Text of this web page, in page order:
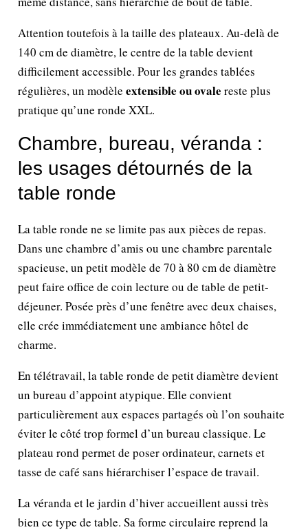
Attention toutefois à la taille des plateaux. Au-delà de
140 cm de diamètre, le centre de la table devient
difficilement accessible. Pour les grandes tablées
régulières, un modèleextensible ou ovale reste plus
pratique qu’une ronde XXL.
Chambre, bureau, véranda :
les usages détournés de la
table ronde
La table ronde ne se limite pas aux pièces de repas.
Dans une chambre d’amis ou une chambre parentale
spacieuse, un petit modèle de 70 à 80 cm de diamètre
peut faire office de coin lecture ou de table de petit-
déjeuner. Posée près d’une fenêtre avec deux chaises,
elle crée immédiatement une ambiance hôtel de
charme.
En télétravail, la table ronde de petit diamètre devient
un bureau d’appoint atypique. Elle convient
particulièrement aux espaces partagés où l’on souhaite
éviter le côté trop formel d’un bureau classique. Le
plateau rond permet de poser ordinateur, carnets et
tasse de café sans hiérarchiser l’espace de travail.
La véranda et le jardin d’hiver accueillent aussi très
bien ce type de table. Sa forme circulaire reprend la